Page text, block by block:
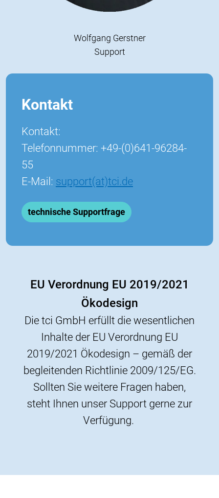
Wolfgang Gerstner
Support
Kontakt
Kontakt:
Telefonnummer: +49-(0)641-96284-
55
E-Mail: support(at)tci.de
technische Supportfrage
EU Verordnung EU 2019/2021
Ökodesign
Die tci GmbH erfüllt die wesentlichen
Inhalte der EU Verordnung EU
2019/2021 Ökodesign – gemäß der
begleitenden Richtlinie 2009/125/EG.
Sollten Sie weitere Fragen haben,
steht Ihnen unser Support gerne zur
Verfügung.